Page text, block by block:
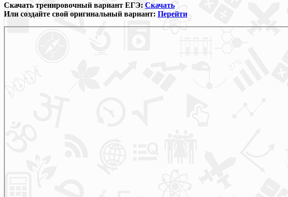
Скачать тренировочный вариант ЕГЭ: Скачать
Или создайте свой оригинальный вариант: Перейти